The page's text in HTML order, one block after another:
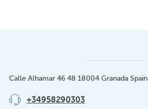
Calle Alhamar 46 48 18004 Granada Spain
+34958290303